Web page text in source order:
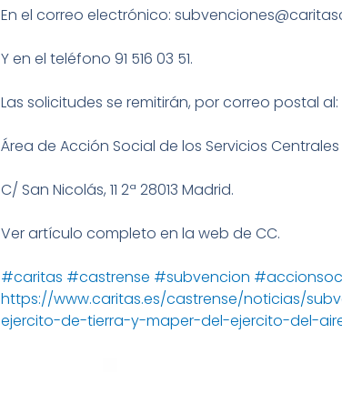
En el correo electrónico:
Y en el teléfono 91 516 03 51.
Las solicitudes se remitirán, por correo postal al:
Área de Acción Social de los Servicios
C/ San Nicolás, 11 2ª 28013 Madrid.
Ver artículo completo en la web de CC.
#caritas #castrense #subvencion
https://www.caritas.es/castrense/noticias/
ejercito-de-tierra-y-maper-del-ejercito-del-